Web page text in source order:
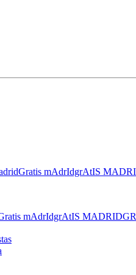
mAdrIdgrAtIS
mAdrIdgrAtIS